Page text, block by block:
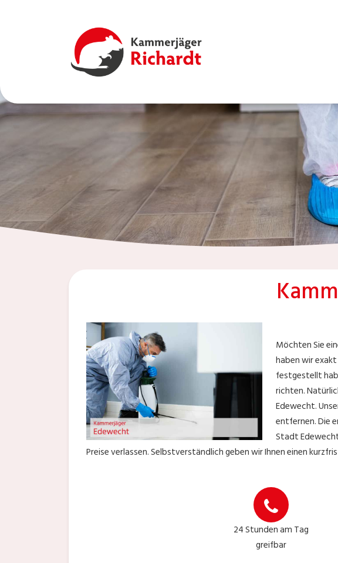
Möchten Sie
haben wir
festgestellt
richten.
Edewecht.
entfernen. Die
Stadt
Preise verlassen. Selbstverständlich geben wir Ihnen einen
24 Stunden am Tag
greifbar